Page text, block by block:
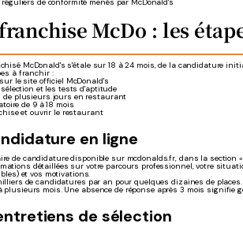
McDo : les
McDonald's s'étale sur 18 à 24 mois, de la candidature
à franchir :
le site officiel McDonald's
et les tests d'aptitude
de plusieurs jours en restaurant
de 9 à 18 mois
et ouvrir le restaurant
en ligne
de candidature disponible sur mcdonalds.fr, dans la section
détaillées sur votre parcours professionnel, votre
et vos motivations.
de candidatures par an pour quelques dizaines de places.
mois. Une absence de réponse après 3 mois signifie
de sélection